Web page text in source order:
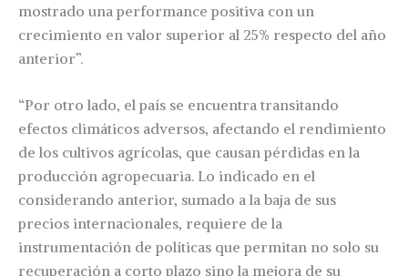
mostrado una performance positiva con un
crecimiento en valor superior al 25% respecto del año
anterior”.
“Por otro lado, el país se encuentra transitando
efectos climáticos adversos, afectando el rendimiento
de los cultivos agrícolas, que causan pérdidas en la
producción agropecuaria. Lo indicado en el
considerando anterior, sumado a la baja de sus
precios internacionales, requiere de la
instrumentación de políticas que permitan no solo su
recuperación a corto plazo sino la mejora de su